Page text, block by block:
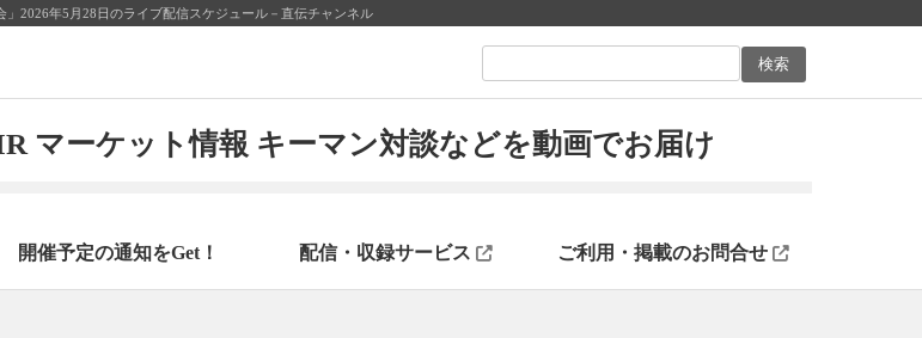
2026年5月28日のライブ配信スケジュール－直伝チャンネル
マーケット情報 キーマン対談などを動画でお届け
開催予定の通知をGet！ 配信・収録サービス ご利用・掲載のお問合せ